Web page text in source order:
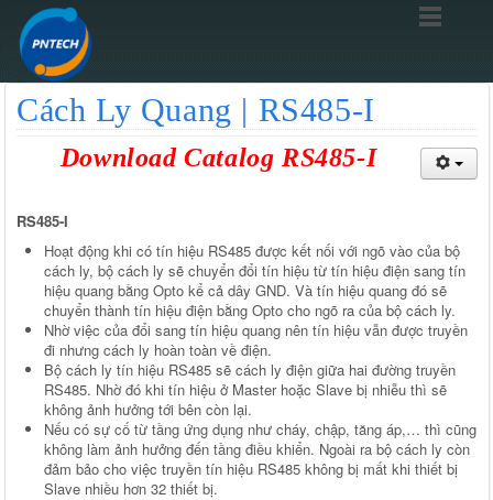
Cách Ly Quang | RS485-I
Download Catalog RS485-I
RS485-I
Hoạt động khi có tín hiệu RS485 được kết nối với ngõ vào của bộ
cách ly, bộ cách ly sẽ chuyển đổi tín hiệu từ tín hiệu điện sang tín
hiệu quang bằng Opto kể cả dây GND. Và tín hiệu quang đó sẽ
chuyển thành tín hiệu điện bằng Opto cho ngõ ra của bộ cách ly.
Nhờ việc của đổi sang tín hiệu quang nên tín hiệu vẫn được truyền
đi nhưng cách ly hoàn toàn về điện.
Bộ cách ly tín hiệu RS485 sẽ cách ly điện giữa hai đường truyền
RS485. Nhờ đó khi tín hiệu ở Master hoặc Slave bị nhiễu thì sẽ
không ảnh hưởng tới bên còn lại.
Nếu có sự cố từ tầng ứng dụng như cháy, chập, tăng áp,… thì cũng
không làm ảnh hưởng đến tầng điều khiển. Ngoài ra bộ cách ly còn
đảm bảo cho việc truyền tín hiệu RS485 không bị mất khi thiết bị
Slave nhiều hơn 32 thiết bị.